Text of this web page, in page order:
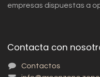
empresas dispuestas a
Contacta con
Contactos